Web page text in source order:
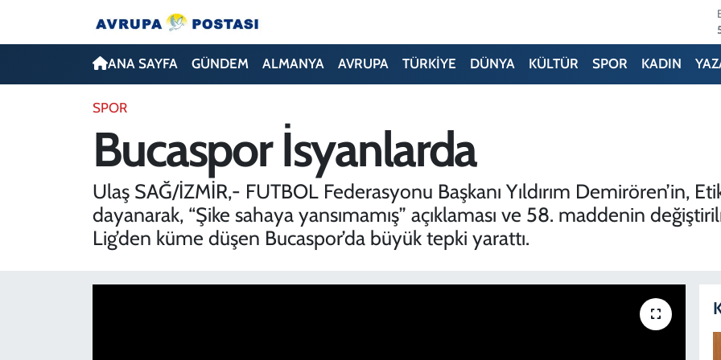
ANA SAYFA GÜNDEM ALMANYA AVRUPA TÜRKİYE DÜNYA KÜLTÜR SPOR KADIN
SPOR
Bucaspor İsyanlarda
Ulaş SAĞ/İZMİR,- FUTBOL Federasyonu Başkanı Yıldırım Demirören’in,
dayanarak, “Şike sahaya yansımamış” açıklaması ve 58. maddenin
Lig’den küme düşen Bucaspor’da büyük tepki yarattı.
ANA SAYFA
GÜNDEM
ALMANYA
AVRUPA
TÜRKİYE
Nöbetçi Eczaneler
Hava Durumu
İstanbul Namaz Vakitleri
Trafik Durumu
Avrupa Ligi Puan Durumu ve Fikstür